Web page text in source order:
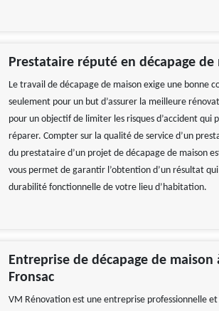
Prestataire réputé en décapage de
Le travail de décapage de maison exige une bonne
seulement pour un but d’assurer la meilleure
pour un objectif de limiter les risques d’accident
réparer. Compter sur la qualité de service d’un
du prestataire d’un projet de décapage de maison
vous permet de garantir l’obtention d’un résultat
durabilité fonctionnelle de votre lieu d’habitation.
Entreprise de décapage de maison
Fronsac
VM Rénovation est une entreprise professionnelle